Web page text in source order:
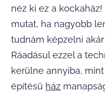
néz ki ez a
mutat, ha nagyobb
tudnám képzelni
Ráadásul ezzel a
kerülne annyiba,
építésű ház